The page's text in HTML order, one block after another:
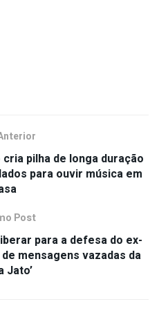
pilha de longa duração
para ouvir música em
Post
para a defesa do ex-
mensagens vazadas da
Jato’